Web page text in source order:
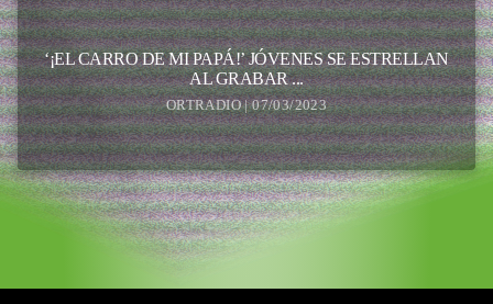
‘¡EL CARRO DE MI PAPÁ!’ JÓVENES SE ESTRELLAN
AL GRABAR ...
ORTRADIO | 07/03/2023